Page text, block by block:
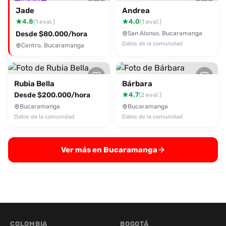
Jade
4.8(1 eval.)
Desde $80.000/hora
Centro, Bucaramanga
Andrea
4.0(1 eval.)
San Alonso, Bucaramanga
Datos de la comunidad
Rubia Bella
Desde $200.000/hora
Bucaramanga
Datos de la comunidad
Bárbara
4.7(2 eval.)
Bucaramanga
Datos de la comunidad
Ver más en Bucaramanga
COLOMBIA BOGOTÁ